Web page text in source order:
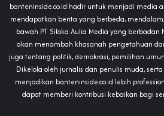
banteninside.co.id hadir untuk menjadi media
mendapatkan berita yang berbeda,
bawah PT Siloka Aulia Media yang berbadan
akan menambah khasanah pengetahuan
juga tentang politik, demokrasi, pemilihan
Dikelola oleh jurnalis dan penulis muda,
menjadikan banteninside.co.id lebih
dapat memberi kontribusi kebaikan bagi